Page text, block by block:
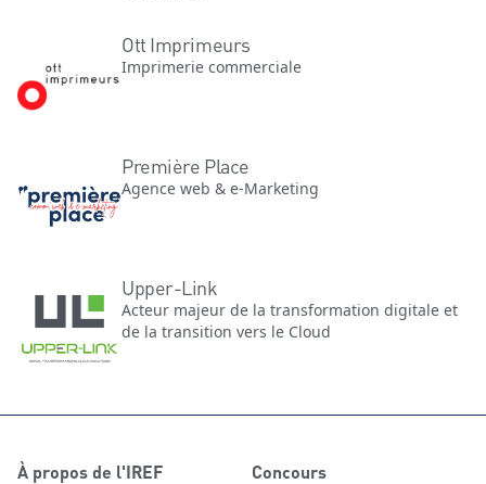
Ott Imprimeurs
Imprimerie commerciale
Première Place
Agence web & e-Marketing
Upper-Link
Acteur majeur de la transformation digitale et
de la transition vers le Cloud
À propos de l'IREF Concours